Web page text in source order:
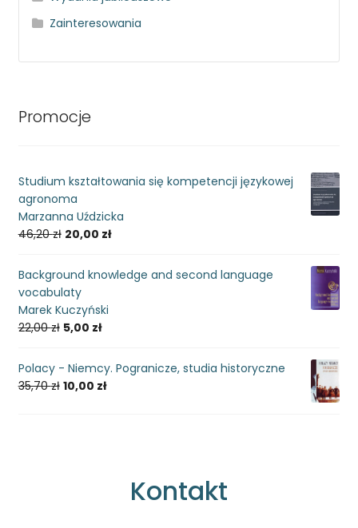
Zainteresowania
Promocje
Studium kształtowania się kompetencji językowej
agronoma
Marzanna Uździcka
46,20zł 20,00 zł
Background knowledge and second language
vocabulaty
Marek Kuczyński
22,00zł 5,00 zł
Polacy - Niemcy. Pogranicze, studia historyczne
35,70zł 10,00 zł
Kontakt